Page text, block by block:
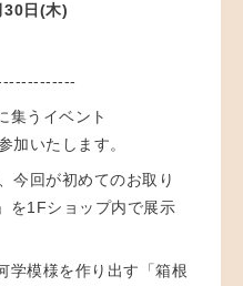
日(木)
集うイベント
加いたします。
今回が初めてのお取り
を1Fショップ内で展示
学模様を作り出す「箱根